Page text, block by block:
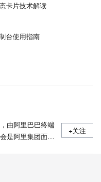
卡片技术解读
台使用指南
由阿里巴巴终端
是阿里集团面向
发展，帮助工程
+关注